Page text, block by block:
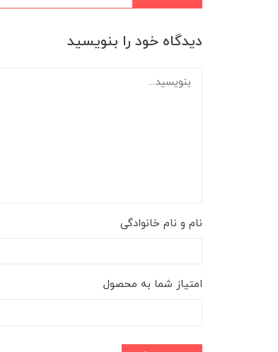
دیدگاه خود را بنویسید
نام و نام خانوادگی
امتیاز شما به محصول